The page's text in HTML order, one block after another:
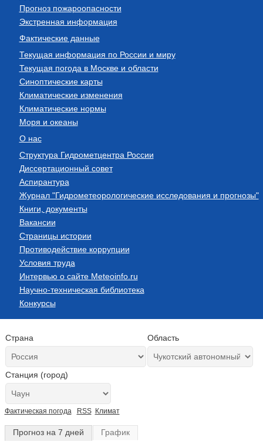
Прогноз пожароопасности
Экстренная информация
Фактические данные
Текущая информация по России и миру
Текущая погода в Москве и области
Синоптические карты
Климатические изменения
Климатические нормы
Моря и океаны
О нас
Структура Гидрометцентра России
Диссертационный совет
Аспирантура
Журнал "Гидрометеорологические исследования и прогнозы"
Книги, документы
Вакансии
Страницы истории
Противодействие коррупции
Условия труда
Интервью о сайте Meteoinfo.ru
Научно-техническая библиотека
Конкурсы
Страна Область
Станция (город)
Фактическая погода RSS Климат
Прогноз на 7 дней График